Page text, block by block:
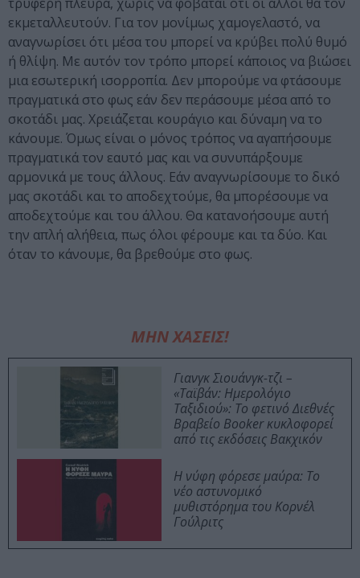
εκμεταλλευτούν. Για τον μονίμως χαμογελαστό, να
αναγνωρίσει ότι μέσα του μπορεί να κρύβει πολύ θυμό
ή θλίψη. Με αυτόν τον τρόπο μπορεί κάποιος να βιώσει
μια εσωτερική ισορροπία. Δεν μπορούμε να φτάσουμε
πραγματικά στο φως εάν δεν περάσουμε μέσα από το
σκοτάδι μας. Χρειάζεται κουράγιο και δύναμη να το
κάνουμε. Όμως είναι ο μόνος τρόπος να αγαπήσουμε
πραγματικά τον εαυτό μας και να συνυπάρξουμε
αρμονικά με τους άλλους. Εάν αναγνωρίσουμε το δικό
μας σκοτάδι και το αποδεχτούμε, θα μπορέσουμε να
αποδεχτούμε και του άλλου. Θα κατανοήσουμε αυτή
την απλή αλήθεια, πως όλοι φέρουμε και τα δύο. Και
όταν το κάνουμε, θα βρεθούμε στο φως.
ΜΗΝ ΧΑΣΕΙΣ!
Γιανγκ Σιουάνγκ-τζι –
«Ταϊβάν: Ημερολόγιο
Ταξιδιού»: Το φετινό Διεθνές
Βραβείο Booker κυκλοφορεί
από τις εκδόσεις Βακχικόν
Η νύφη φόρεσε μαύρα: Το
νέο αστυνομικό
μυθιστόρημα του Κορνέλ
Γούλριτς